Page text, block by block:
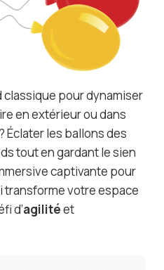
classique pour dynamiser
en extérieur ou dans
Éclater les ballons des
tout en gardant le sien
captivante pour
transforme votre espace
d’agilitéet